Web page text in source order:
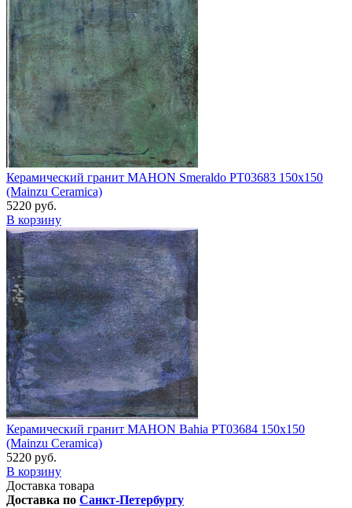
Керамический гранит MAHON Smeraldo PT03683 150x150
(Mainzu Ceramica)
5220 руб.
В корзину
Керамический гранит MAHON Bahia PT03684 150x150
(Mainzu Ceramica)
5220 руб.
В корзину
Доставка товара
Доставка по Санкт-Петербургу